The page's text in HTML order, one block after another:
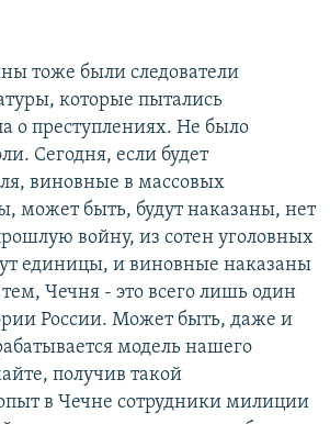
тоже были следователи
которые пытались
о преступлениях. Не было
Сегодня, если будет
виновные в массовых
может быть, будут наказаны, нет
войну, из сотен уголовных
единицы, и виновные наказаны
Чечня - это всего лишь один
России. Может быть, даже и
модель нашего
получив такой
в Чечне сотрудники милиции